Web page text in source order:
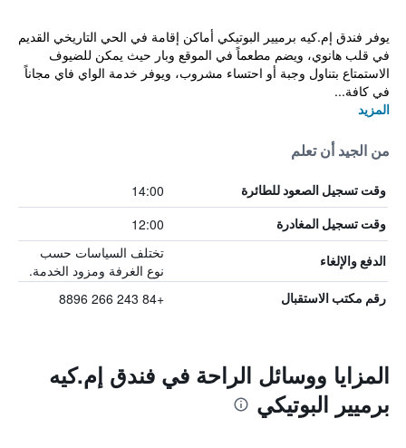
يوفر فندق إم.كيه برميير البوتيكي أماكن إقامة في الحي التاريخي القديم
في قلب هانوي، ويضم مطعماً في الموقع وبار حيث يمكن للضيوف
الاستمتاع بتناول وجبة أو احتساء مشروب، ويوفر خدمة الواي فاي مجاناً
في كافة...
المزيد
من الجيد أن تعلم
وقت تسجيل الصعود للطائرة 14:00
وقت تسجيل المغادرة 12:00
الدفع والإلغاء
تختلف السياسات حسب
نوع الغرفة ومزود الخدمة.
رقم مكتب الاستقبال +84 243 266 8896
المزايا ووسائل الراحة في فندق إم.كيه
برميير البوتيكي